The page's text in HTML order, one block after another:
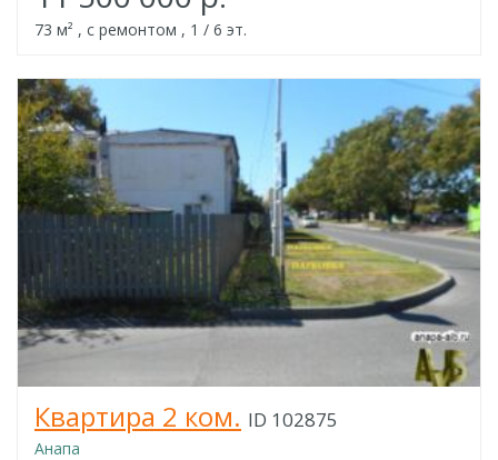
73 м² , с ремонтом , 1 / 6 эт.
Квартира 2 ком. ID 102875
Анапа